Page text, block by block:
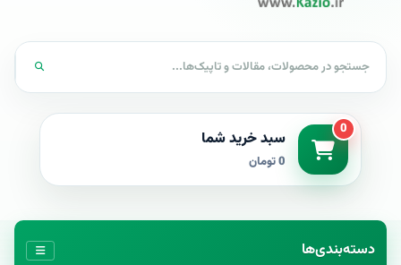
0 سبد خرید شما
0 تومان
دسته‌بندی‌ها